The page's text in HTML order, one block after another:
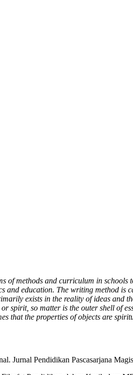
of methods and curriculum in
and education. The writing method is
exists in the reality of ideas and
spirit, so matter is the outer shell of
that the properties of objects are
Jurnal Pendidikan Pascasarjana